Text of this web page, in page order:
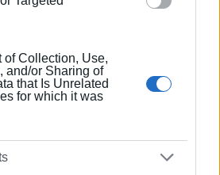
of Collection, Use,
and/or Sharing of
that Is Unrelated
for which it was
Κέρκυρας χρηματοδοτείται από
Επενδύσεων (ΠΔΕ) – Εθνικοί
και προβλέπεται να
μήνες.